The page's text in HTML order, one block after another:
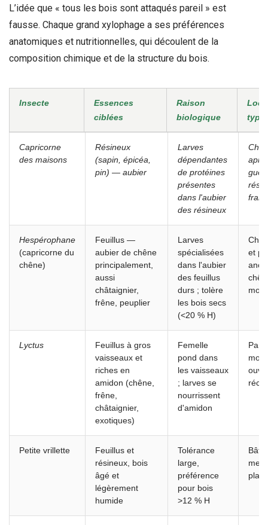
L’idée que « tous les bois sont attaqués pareil » est
fausse. Chaque grand xylophage a ses préférences
anatomiques et nutritionnelles, qui découlent de la
composition chimique et de la structure du bois.
Insecte
Essences
ciblées
Raison
biologique
Capricorne
des maisons
Résineux
(sapin, épicéa,
pin) — aubier
Larves
dépendantes
de protéines
présentes
dans l'aubier
des résineux
Hespérophane
(capricorne du
chêne)
Feuillus —
aubier de chêne
principalement,
aussi
châtaignier,
frêne, peuplier
Larves
spécialisées
dans l'aubier
des feuillus
durs ; tolère
les bois secs
(<20 % H)
et
Lyctus
Feuillus à gros
vaisseaux et
riches en
amidon (chêne,
frêne,
châtaignier,
exotiques)
Femelle
pond dans
les vaisseaux
; larves se
nourrissent
d'amidon
Petite vrillette
Feuillus et
résineux, bois
âgé et
légèrement
humide
Tolérance
large,
préférence
pour bois
>12 % H
Bâti